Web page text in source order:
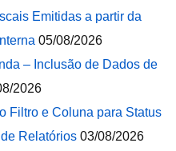
Emitidas a partir da
05/08/2026
– Inclusão de Dados de
2026
Filtro e Coluna para Status
Relatórios 03/08/2026